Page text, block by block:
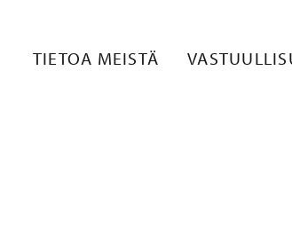
TIETOA MEISTÄ